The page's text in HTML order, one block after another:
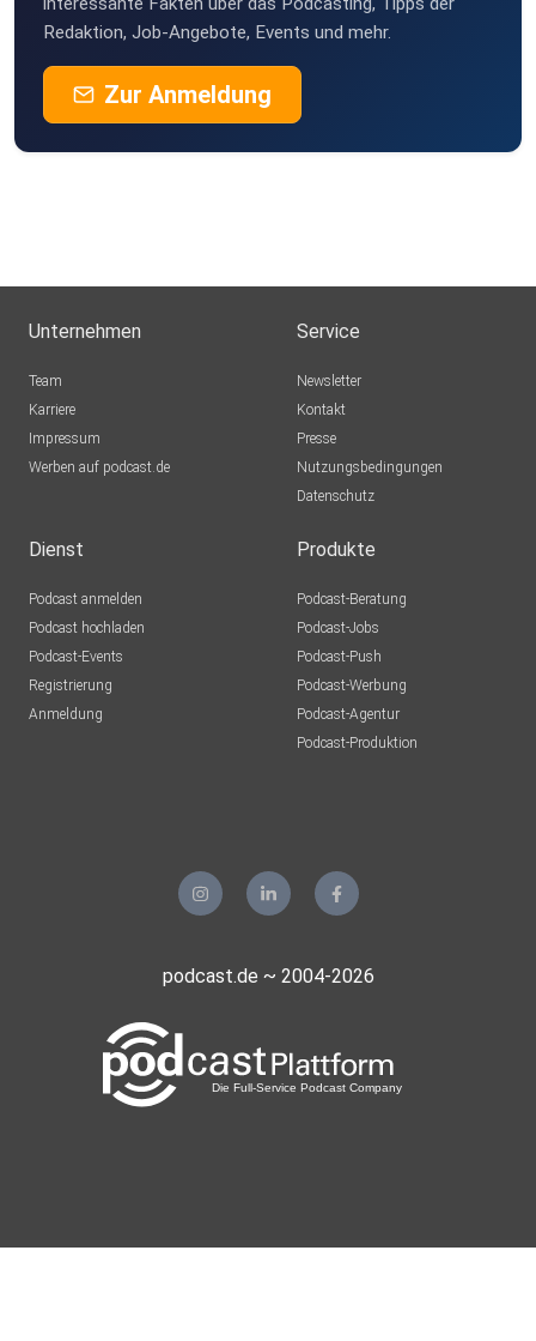
Redaktion, Job-Angebote, Events und mehr.
Zur Anmeldung
Unternehmen
Team
Karriere
Impressum
Werben auf podcast.de
Service
Newsletter
Kontakt
Presse
Nutzungsbedingungen
Datenschutz
Dienst
Podcast anmelden
Podcast hochladen
Podcast-Events
Registrierung
Anmeldung
Produkte
Podcast-Beratung
Podcast-Jobs
Podcast-Push
Podcast-Werbung
Podcast-Agentur
Podcast-Produktion
podcast.de ~ 2004-2026